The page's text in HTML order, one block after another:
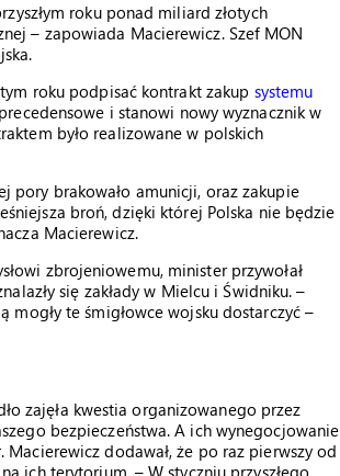
roku ponad miliard złotych
– zapowiada Macierewicz. Szef MON
roku podpisać kontrakt zakup systemu
i stanowi nowy wyznacznik w
było realizowane w polskich
pory brakowało amunicji, oraz zakupie
broń, dzięki której Polska nie będzie
Macierewicz.
zbrojeniowemu, minister przywołał
się zakłady w Mielcu i Świdniku. –
mogły te śmigłowce wojsku dostarczyć –
zajęła kwestia organizowanego przez
bezpieczeństwa. A ich wynegocjowanie
dodawał, że po raz pierwszy od
ich terytorium. – W styczniu przyszłego